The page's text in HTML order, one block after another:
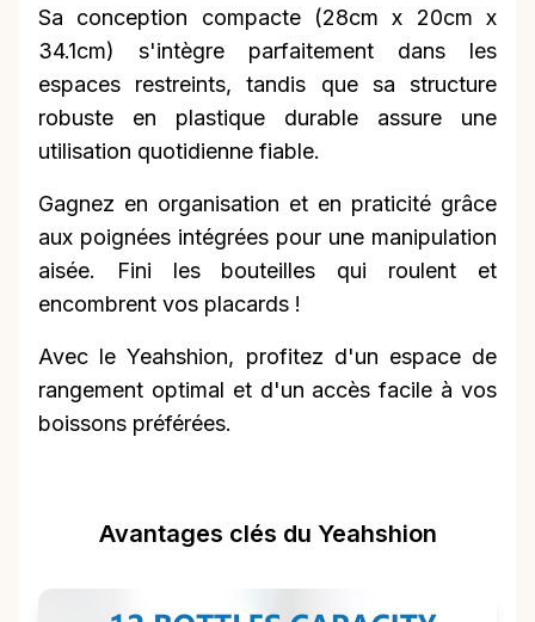
Sa conception compacte (28cm x 20cm x
34.1cm) s'intègre parfaitement dans les
espaces restreints, tandis que sa structure
robuste en plastique durable assure une
utilisation quotidienne fiable.
Gagnez en organisation et en praticité grâce
aux poignées intégrées pour une manipulation
aisée. Fini les bouteilles qui roulent et
encombrent vos placards !
Avec le Yeahshion, profitez d'un espace de
rangement optimal et d'un accès facile à vos
boissons préférées.
Avantages clés du Yeahshion